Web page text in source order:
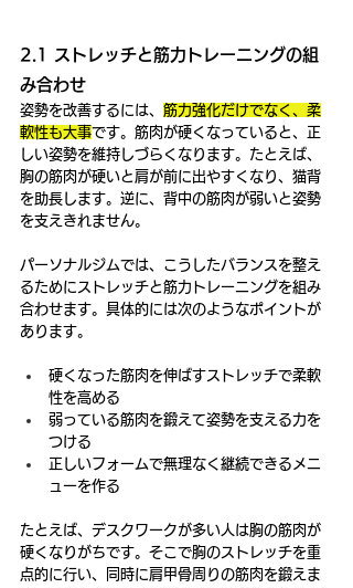
2.1 ストレッチと筋力トレーニングの組
み合わせ
姿勢を改善するには、 筋力強化だけでなく、柔
軟性も大事です。筋肉が硬くなっていると、正
しい姿勢を維持しづらくなります。たとえば、
胸の筋肉が硬いと肩が前に出やすくなり、猫背
を助長します。逆に、背中の筋肉が弱いと姿勢
を支えきれません。
パーソナルジムでは、こうしたバランスを整え
るためにストレッチと筋力トレーニングを組み
合わせます。具体的には次のようなポイントが
あります。
硬くなった筋肉を伸ばすストレッチで柔軟
性を高める
弱っている筋肉を鍛えて姿勢を支える力を
つける
正しいフォームで無理なく継続できるメニ
ューを作る
たとえば、デスクワークが多い人は胸の筋肉が
硬くなりがちです。そこで胸のストレッチを重
点的に行い、同時に肩甲骨周りの筋肉を鍛えま